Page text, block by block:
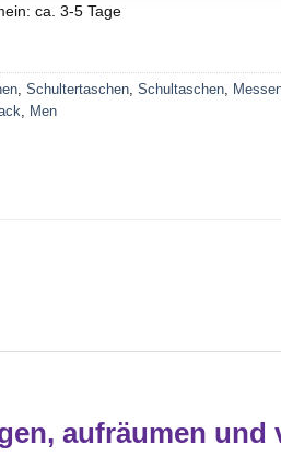
ca. 3-5 Tage
, Schultertaschen, Schultaschen,
Men
aufräumen und